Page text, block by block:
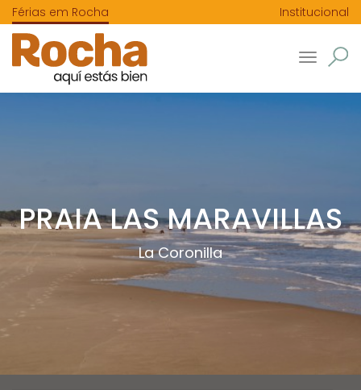
Férias em Rocha Institucional
Toggle
PRAIA LAS MARAVILLAS
La Coronilla